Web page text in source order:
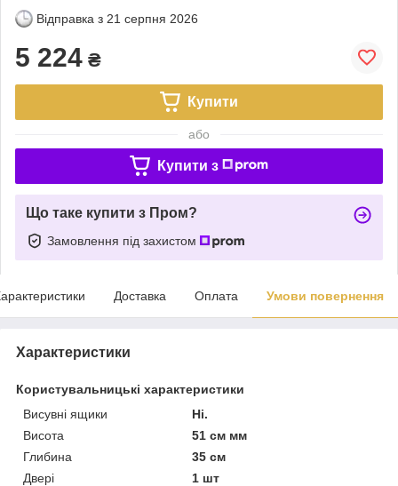
Відправка з 21 серпня 2026
5 224 ₴
Купити
або
Купити з
Що таке купити з Пром?
Замовлення під захистом
Доставка Оплата Умови повернення
Характеристики
Користувальницькі характеристики
Висувні ящики
Ні.
Висота
51 см мм
Глибина
35 см
Двері
1 шт